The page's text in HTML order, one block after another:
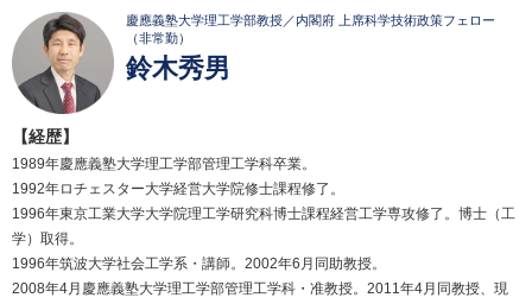
慶應義塾大学理工学部教授／内閣府 上席科学技術政策フェロー
（非常勤）
鈴木秀男
【経歴】
1989年慶應義塾大学理工学部管理工学科卒業。
1992年ロチェスター大学経営大学院修士課程修了。
1996年東京工業大学大学院理工学研究科博士課程経営工学専攻修了。博士（工
学）取得。
1996年筑波大学社会工学系・講師。2002年6月同助教授。
2008年4月慶應義塾大学理工学部管理工学科・准教授。2011年4月同教授、現